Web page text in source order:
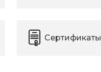
Сертификаты